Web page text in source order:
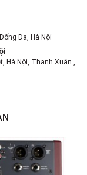
Đa, Hà Nội
Nội, Thanh Xuân ,
3, Hồ Chí Minh